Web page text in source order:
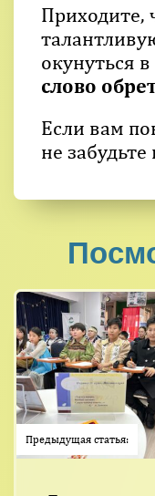
Приходите,
окунуться
слово
Если вам
не
Предыдущая статья: